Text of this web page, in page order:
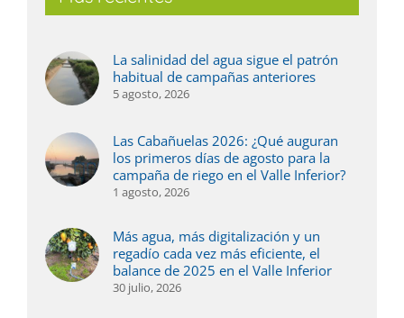
La salinidad del agua sigue el patrón
habitual de campañas anteriores
5 agosto, 2026
Las Cabañuelas 2026: ¿Qué auguran
los primeros días de agosto para la
campaña de riego en el Valle Inferior?
1 agosto, 2026
Más agua, más digitalización y un
regadío cada vez más eficiente, el
balance de 2025 en el Valle Inferior
30 julio, 2026